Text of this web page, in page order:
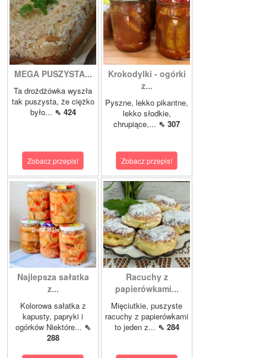
MEGA PUSZYSTA...
Ta drożdżówka wyszła
tak puszysta, że ciężko
było... ⇖ 424
Zobacz przepis!
Krokodylki - ogórki
z...
Pyszne, lekko pikantne,
lekko słodkie,
chrupiące,... ⇖ 307
Zobacz przepis!
Najlepsza sałatka
z...
Kolorowa sałatka z
kapusty, papryki i
ogórków Niektóre... ⇖
288
Racuchy z
papierówkami...
Mięciutkie, puszyste
racuchy z papierówkami
to jeden z... ⇖ 284